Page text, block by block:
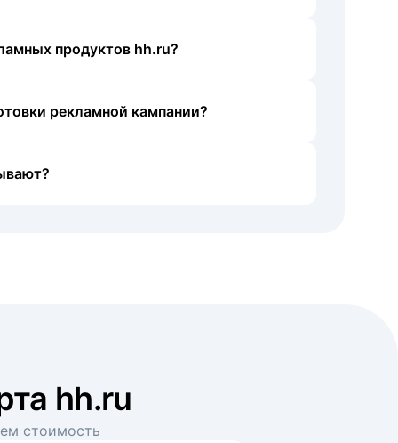
продуктов hh.ru?
рекламной кампании?
hh.ru
стоимость